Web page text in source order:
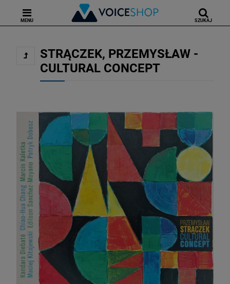
MENU SZUKAJ
STRĄCZEK, PRZEMYSŁAW -
CULTURAL CONCEPT